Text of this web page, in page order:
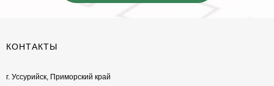
КОНТАКТЫ
г. Уссурийск, Приморский край